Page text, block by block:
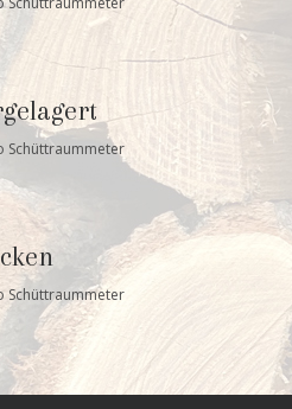
Schüttraummeter
Schüttraummeter